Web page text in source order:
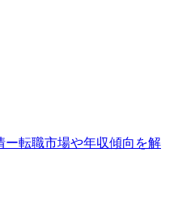
ー転職市場や年収傾向を解